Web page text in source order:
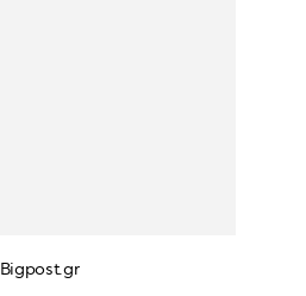
Bigpost.gr